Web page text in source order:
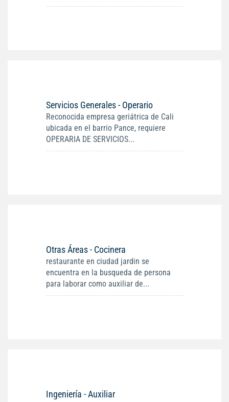
Servicios Generales - Operario
Reconocida empresa geriátrica de Cali
ubicada en el barrio Pance, requiere
OPERARIA DE SERVICIOS...
Otras Áreas - Cocinera
restaurante en ciudad jardin se
encuentra en la busqueda de persona
para laborar como auxiliar de...
Ingeniería - Auxiliar